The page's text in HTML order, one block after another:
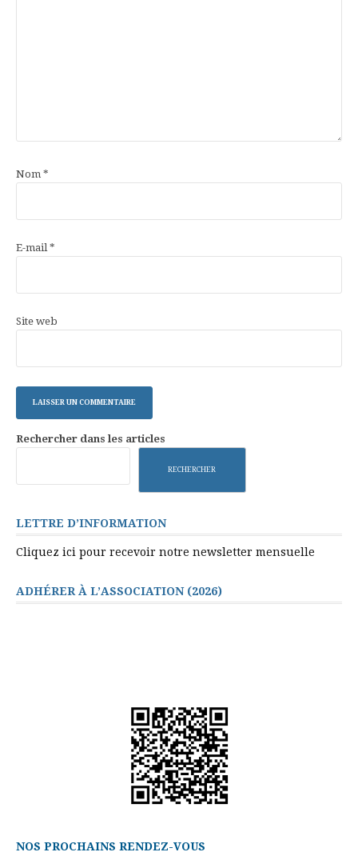
Nom *
E-mail*
Site web
Rechercher dans les articles
RECHERCHER
LETTRE D’INFORMATION
Cliquez ici pour recevoir notre newsletter mensuelle
ADHÉRER À L’ASSOCIATION (2026)
NOS PROCHAINS RENDEZ-VOUS